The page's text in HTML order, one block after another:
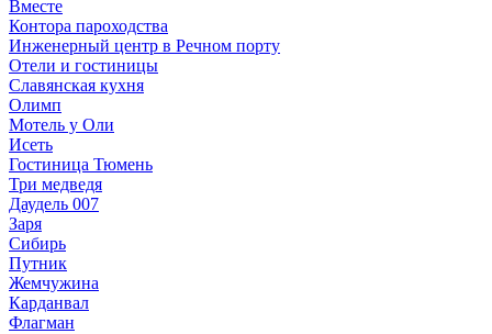
Вместе
Контора пароходства
Инженерный центр в Речном порту
Отели и гостиницы
Славянская кухня
Олимп
Мотель у Оли
Исеть
Гостиница Тюмень
Три медведя
Даудель 007
Заря
Сибирь
Путник
Жемчужина
Карданвал
Флагман